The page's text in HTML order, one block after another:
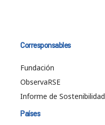
Corresponsables
Fundación
ObservaRSE
Informe de Sostenibilidad
Países